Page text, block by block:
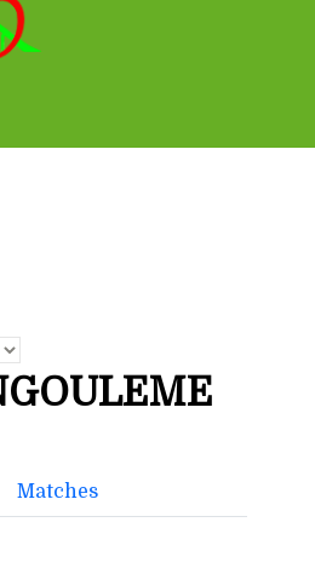
Matches